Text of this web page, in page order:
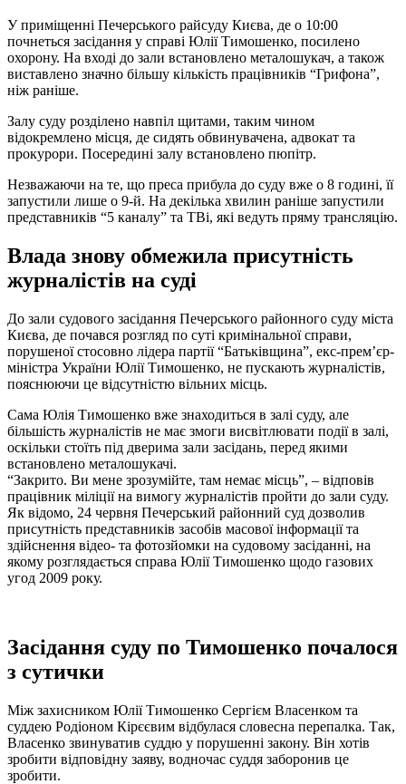
У приміщенні Печерського райсуду Києва, де о 10:00
почнеться засідання у справі Юлії Тимошенко, посилено
охорону. На вході до зали встановлено металошукач, а також
виставлено значно більшу кількість працівників “Грифона”,
ніж раніше.
Залу суду розділено навпіл щитами, таким чином
відокремлено місця, де сидять обвинувачена, адвокат та
прокурори. Посередині залу встановлено пюпітр.
Незважаючи на те, що преса прибула до суду вже о 8 годині, її
запустили лише о 9-й. На декілька хвилин раніше запустили
представників “5 каналу” та ТВі, які ведуть пряму трансляцію.
Влада знову обмежила присутність
журналістів на суді
До зали судового засідання Печерського районного суду міста
Києва, де почався розгляд по суті кримінальної справи,
порушеної стосовно лідера партії “Батьківщина”, екс-прем’єр-
міністра України Юлії Тимошенко, не пускають журналістів,
пояснюючи це відсутністю вільних місць.
Сама Юлія Тимошенко вже знаходиться в залі суду, але
більшість журналістів не має змоги висвітлювати події в залі,
оскільки стоїть під дверима зали засідань, перед якими
встановлено металошукачі.
“Закрито. Ви мене зрозумійте, там немає місць”, – відповів
працівник міліції на вимогу журналістів пройти до зали суду.
Як відомо, 24 червня Печерський районний суд дозволив
присутність представників засобів масової інформації та
здійснення відео- та фотозйомки на судовому засіданні, на
якому розглядається справа Юлії Тимошенко щодо газових
угод 2009 року.
Засідання суду по Тимошенко почалося
з сутички
Між захисником Юлії Тимошенко Сергієм Власенком та
суддею Родіоном Кірєєвим відбулася словесна перепалка. Так,
Власенко звинуватив суддю у порушенні закону. Він хотів
зробити відповідну заяву, водночас суддя заборонив це
зробити.